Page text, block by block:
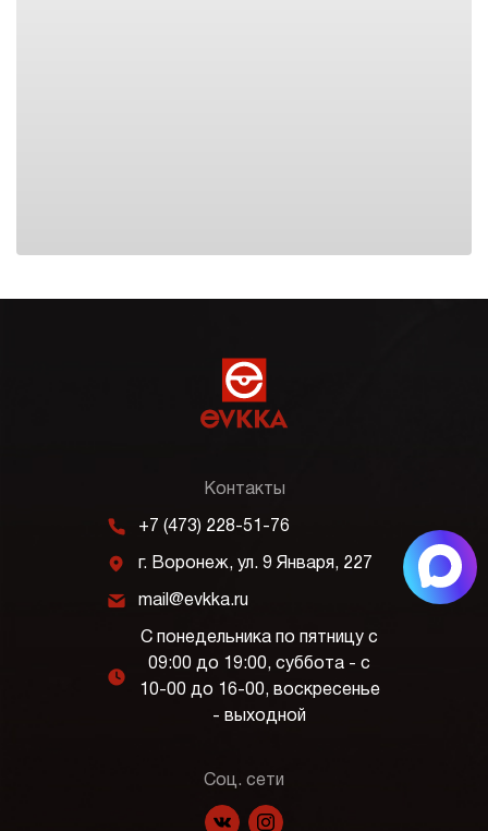
Контакты
m +7 (473) 228-51-76
j г. Воронеж, ул. 9 Января, 227
k mail@evkka.ru
l
С понедельника по пятницу с
09:00 до 19:00, суббота - с
10-00 до 16-00, воскресенье
- выходной
Соц. сети
f p